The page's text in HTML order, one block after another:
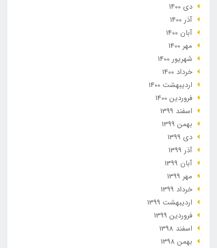
دی 1400
آذر 1400
آبان 1400
مهر 1400
شهریور 1400
خرداد 1400
ارديبهشت 1400
فروردین 1400
اسفند 1399
بهمن 1399
دی 1399
آذر 1399
آبان 1399
مهر 1399
خرداد 1399
ارديبهشت 1399
فروردین 1399
اسفند 1398
بهمن 1398